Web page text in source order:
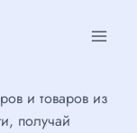
и товаров из
получай